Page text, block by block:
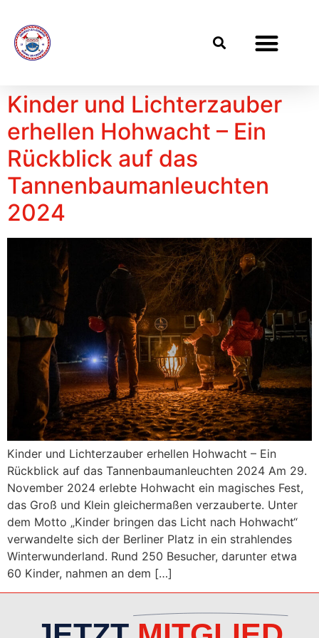
Kinder und Lichterzauber
erhellen Hohwacht – Ein
Rückblick auf das
Tannenbaumanleuchten
2024
Kinder und Lichterzauber erhellen Hohwacht – Ein
Rückblick auf das Tannenbaumanleuchten 2024 Am 29.
November 2024 erlebte Hohwacht ein magisches Fest,
das Groß und Klein gleichermaßen verzauberte. Unter
dem Motto „Kinder bringen das Licht nach Hohwacht“
verwandelte sich der Berliner Platz in ein strahlendes
Winterwunderland. Rund 250 Besucher, darunter etwa
60 Kinder, nahmen an dem […]